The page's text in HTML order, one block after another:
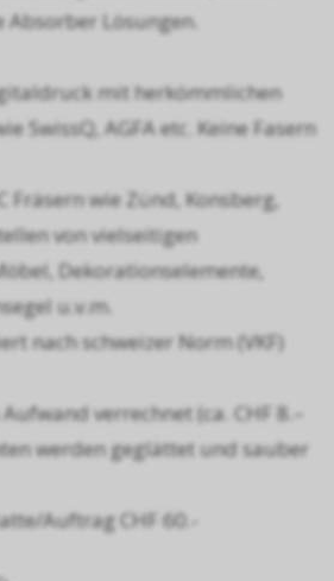
Lösungen.
mit herkömmlichen
SwissQ, AGFA etc. Keine Fasern
Fräsern wie Zünd, Konsberg,
von vielseitigen
Dekorationselemente,
u.v.m.
nach schweizer Norm (VKF)
verrechnet (ca. CHF 8.–
werden geglättet und sauber
Auftrag CHF 60.-